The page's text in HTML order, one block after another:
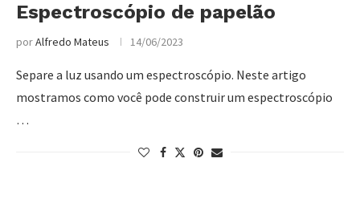
Espectroscópio de papelão
porAlfredo Mateus 14/06/2023
Separe a luz usando um espectroscópio. Neste artigo
mostramos como você pode construir um espectroscópio
…